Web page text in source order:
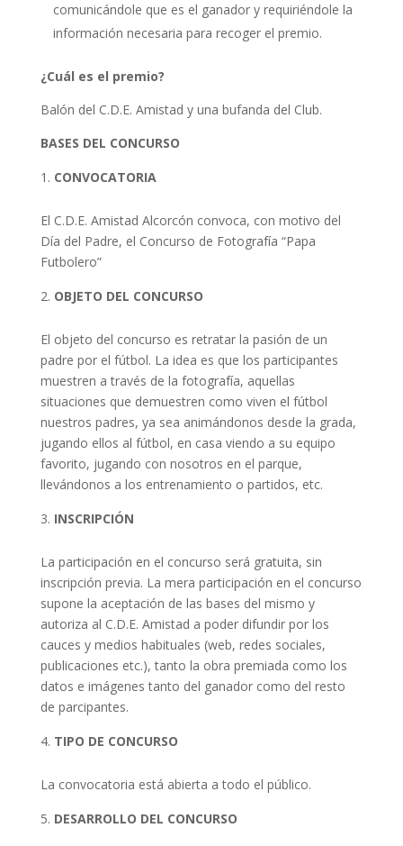
comunicándole que es el ganador y requiriéndole la
información necesaria para recoger el premio.
¿Cuál es el premio?
Balón del C.D.E. Amistad y una bufanda del Club.
BASES DEL CONCURSO
CONVOCATORIA
El C.D.E. Amistad Alcorcón convoca, con motivo del
Día del Padre, el Concurso de Fotografía “Papa
Futbolero”
OBJETO DEL CONCURSO
El objeto del concurso es retratar la pasión de un
padre por el fútbol. La idea es que los participantes
muestren a través de la fotografía, aquellas
situaciones que demuestren como viven el fútbol
nuestros padres, ya sea animándonos desde la grada,
jugando ellos al fútbol, en casa viendo a su equipo
favorito, jugando con nosotros en el parque,
llevándonos a los entrenamiento o partidos, etc.
INSCRIPCIÓN
La participación en el concurso será gratuita, sin
inscripción previa. La mera participación en el concurso
supone la aceptación de las bases del mismo y
autoriza al C.D.E. Amistad a poder difundir por los
cauces y medios habituales (web, redes sociales,
publicaciones etc.), tanto la obra premiada como los
datos e imágenes tanto del ganador como del resto
de parcipantes.
TIPO DE CONCURSO
La convocatoria está abierta a todo el público.
DESARROLLO DEL CONCURSO